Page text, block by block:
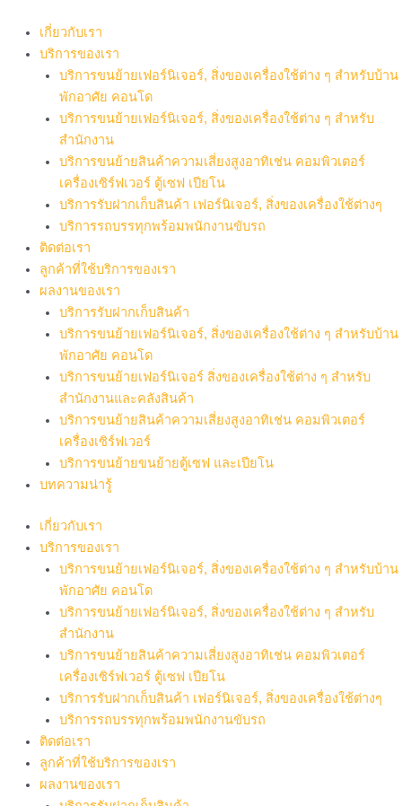
content
เกี่ยวกับเรา
บริการของเรา
บริการขนย้ายเฟอร์นิเจอร์, สิ่งของเครื่องใช้ต่าง ๆ สำหรับบ้าน
พักอาศัย คอนโด
บริการขนย้ายเฟอร์นิเจอร์, สิ่งของเครื่องใช้ต่าง ๆ สำหรับ
สำนักงาน
บริการขนย้ายสินค้าความเสี่ยงสูงอาทิเช่น คอมพิวเตอร์
เครื่องเซิร์ฟเวอร์ ตู้เซฟ เปียโน
บริการรับฝากเก็บสินค้า เฟอร์นิเจอร์, สิ่งของเครื่องใช้ต่างๆ
บริการรถบรรทุกพร้อมพนักงานขับรถ
ติดต่อเรา
ลูกค้าที่ใช้บริการของเรา
ผลงานของเรา
บริการรับฝากเก็บสินค้า
บริการขนย้ายเฟอร์นิเจอร์, สิ่งของเครื่องใช้ต่าง ๆ สำหรับบ้าน
พักอาศัย คอนโด
บริการขนย้ายเฟอร์นิเจอร์ สิ่งของเครื่องใช้ต่าง ๆ สำหรับ
สำนักงานและคลังสินค้า
บริการขนย้ายสินค้าความเสี่ยงสูงอาทิเช่น คอมพิวเตอร์
เครื่องเซิร์ฟเวอร์
บริการขนย้ายขนย้ายตู้เซฟ และเปียโน
บทความน่ารู้
เกี่ยวกับเรา
บริการของเรา
บริการขนย้ายเฟอร์นิเจอร์, สิ่งของเครื่องใช้ต่าง ๆ สำหรับบ้าน
พักอาศัย คอนโด
บริการขนย้ายเฟอร์นิเจอร์, สิ่งของเครื่องใช้ต่าง ๆ สำหรับ
สำนักงาน
บริการขนย้ายสินค้าความเสี่ยงสูงอาทิเช่น คอมพิวเตอร์
เครื่องเซิร์ฟเวอร์ ตู้เซฟ เปียโน
บริการรับฝากเก็บสินค้า เฟอร์นิเจอร์, สิ่งของเครื่องใช้ต่างๆ
บริการรถบรรทุกพร้อมพนักงานขับรถ
ติดต่อเรา
ลูกค้าที่ใช้บริการของเรา
ผลงานของเรา